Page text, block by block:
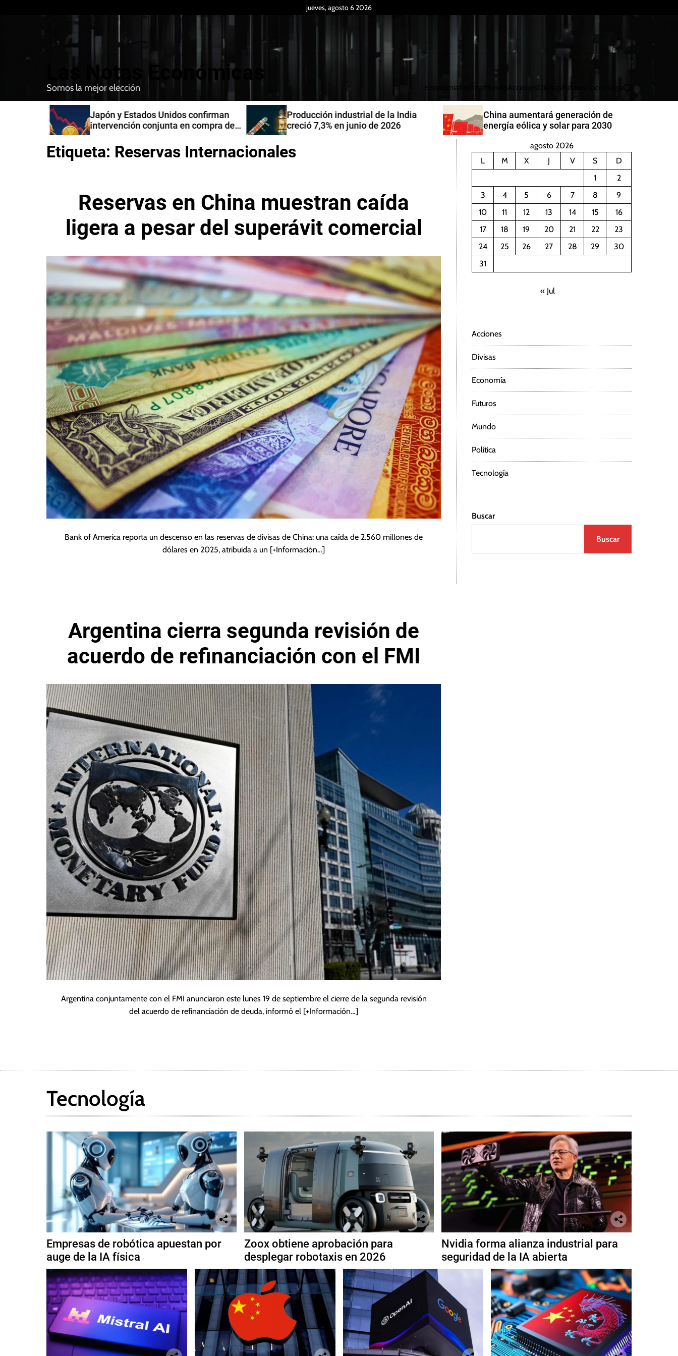
jueves, agosto 6 2026
Las Notas Económicas
Somos la mejor elección Economía Política Acciones Divisas Futuros Tecnología
u
Japón y Estados Unidos confirman
intervención conjunta en compra de
yenes
Producción industrial de la India
creció 7,3% en junio de 2026
China aumentará generación de
energía eólica y solar para 2030
Etiqueta: Reservas Internacionales
Reservas en China muestran caída
ligera a pesar del superávit comercial
Bank of America reporta un descenso en las reservas de divisas de China: una caída de 2.560 millones de
dólares en 2025, atribuida a un [+Información…]
Argentina cierra segunda revisión de
acuerdo de refinanciación con el FMI
Argentina conjuntamente con el FMI anunciaron este lunes 19 de septiembre el cierre de la segunda revisión
del acuerdo de refinanciación de deuda, informó el [+Información…]
agosto 2026
L
M X J V S
D
1
2
3
4 5 6 7 8
9
10
11 12 13 14 15
16
17
18 19 20 21 22
23
24
25 26 27 28 29
30
31
« Jul
Acciones
Divisas
Economía
Futuros
Mundo
Política
Tecnología
Buscar
Buscar
Tecnología
Empresas de robótica apuestan por
auge de la IA física
Zoox obtiene aprobación para
desplegar robotaxis en 2026
Nvidia forma alianza industrial para
seguridad de la IA abierta